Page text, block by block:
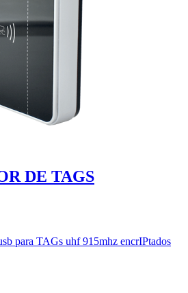
DE TAGS
para TAGs uhf 915mhz encrIPtados